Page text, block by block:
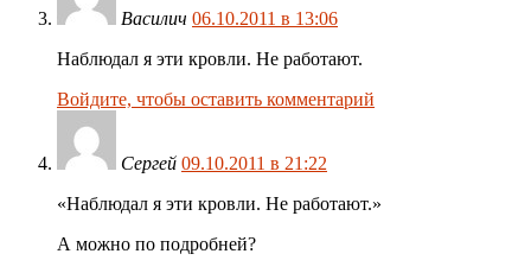
Василич 06.10.2011 в 13:06
Наблюдал я эти кровли. Не работают.
Войдите, чтобы оставить комментарий
Сергей 09.10.2011 в 21:22
«Наблюдал я эти кровли. Не работают.»
А можно по подробней?